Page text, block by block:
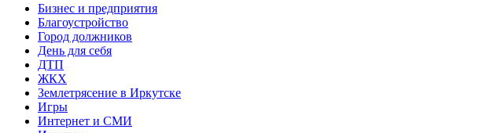
Бизнес и предприятия
Благоустройство
Город должников
День для себя
ДТП
ЖКХ
Землетрясение в Иркутске
Игры
Интернет и СМИ